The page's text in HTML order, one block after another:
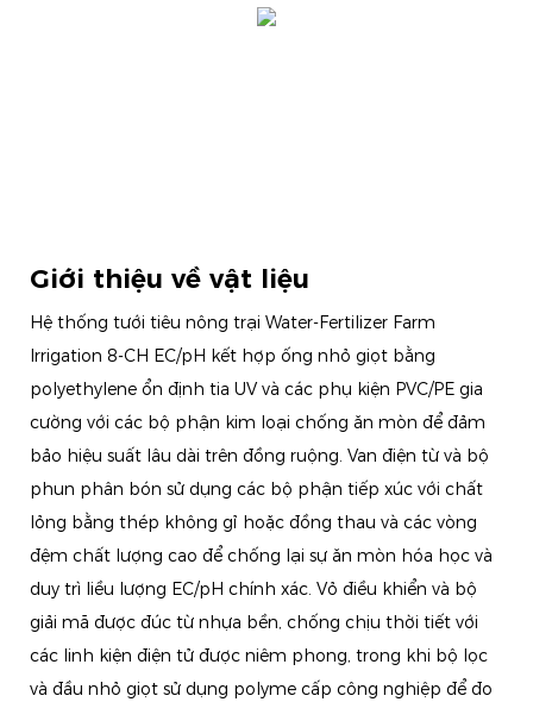
Giới thiệu về vật liệu
Hệ thống tưới tiêu nông trại Water-Fertilizer Farm
Irrigation 8-CH EC/pH kết hợp ống nhỏ giọt bằng
polyethylene ổn định tia UV và các phụ kiện PVC/PE gia
cường với các bộ phận kim loại chống ăn mòn để đảm
bảo hiệu suất lâu dài trên đồng ruộng. Van điện từ và bộ
phun phân bón sử dụng các bộ phận tiếp xúc với chất
lỏng bằng thép không gỉ hoặc đồng thau và các vòng
đệm chất lượng cao để chống lại sự ăn mòn hóa học và
duy trì liều lượng EC/pH chính xác. Vỏ điều khiển và bộ
giải mã được đúc từ nhựa bền, chống chịu thời tiết với
các linh kiện điện tử được niêm phong, trong khi bộ lọc
và đầu nhỏ giọt sử dụng polyme cấp công nghiệp để đo